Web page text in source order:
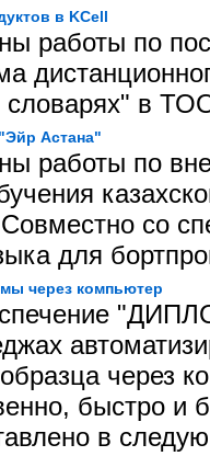
в KCell
работы по
словарях" в
Астана"
работы по
со
для
через компьютер
образца через
быстро
в